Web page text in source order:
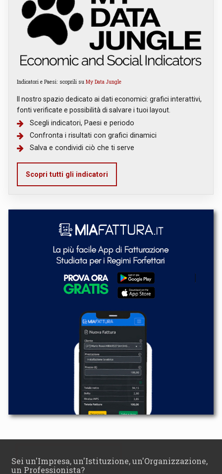
Indicatori e Paesi: scoprili su My Data Jungle
Il nostro spazio dedicato ai dati economici: grafici interattivi,
fonti verificate e possibilità di salvare i tuoi layout.
Scegli indicatori, Paesi e periodo
Confronta i risultati con grafici dinamici
Salva e condividi ciò che ti serve
Scopri tutti gli indicatori
Sei un'Impresa, un'Istituzione, un'Organizzazione,
un Professionista?